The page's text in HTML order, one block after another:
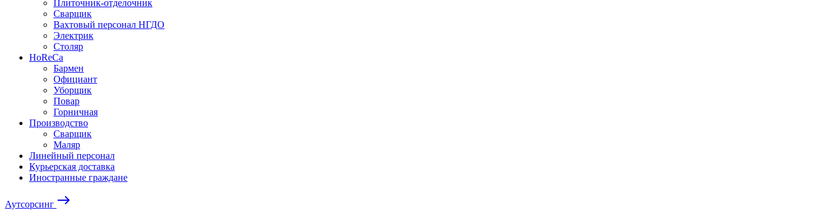
Плиточник-отделочник
Сварщик
Вахтовый персонал НГДО
Электрик
Столяр
HoReCa
Бармен
Официант
Уборщик
Повар
Горничная
Производство
Сварщик
Маляр
Линейный персонал
Курьерская доставка
Иностранные граждане
Аутсорсинг east